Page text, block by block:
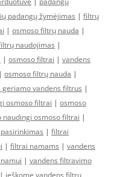
padangų žymėjimas | filtrų
| osmoso filtrų nauda |
naudojimas |
| osmoso filtrai | vandens
| osmoso filtrų nauda |
geriamo vandens filtrus |
osmoso filtrai | osmoso
naudingi osmoso filtrai |
| filtrai
| filtrai namams | vandens
| vandens filtravimo
| ieškome vandens filtrų